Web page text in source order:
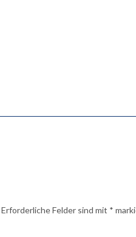
Erforderliche Felder sind mit *